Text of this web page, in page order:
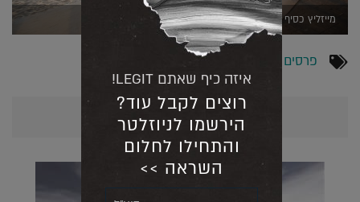
מייזליץ כסיף אדריכלים (צילום גיא כהן)
פרסים ותחרויות
אולי יעניין אותך גם...
איזה כיף שאתם LEGIT!
רוצים לקבל עוד?
הירשמו לניוזלטר
והתחילו לחלום
השראה >>